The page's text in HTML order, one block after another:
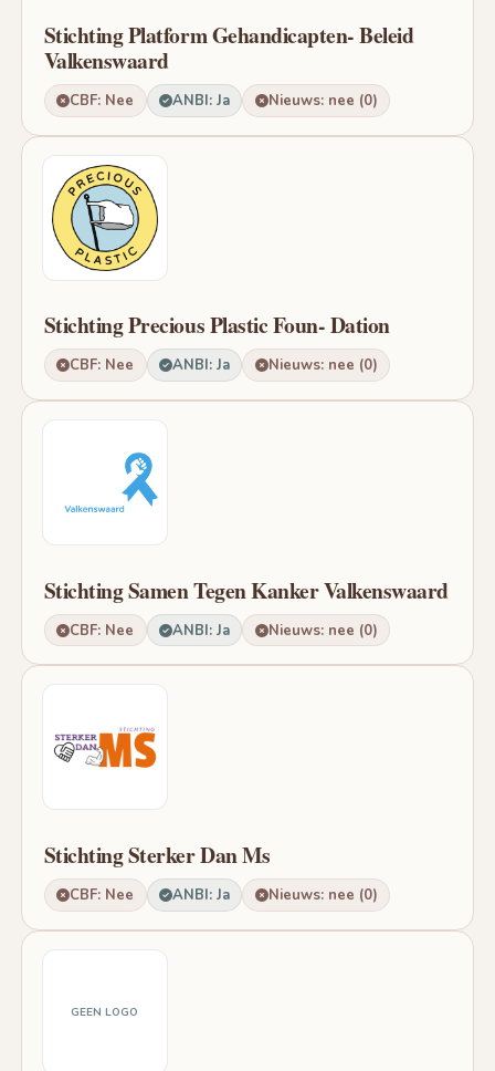
Stichting Platform Gehandicapten- Beleid
Valkenswaard
CBF: Nee ANBI: Ja Nieuws: nee (0)
Stichting Precious Plastic Foun- Dation
CBF: Nee ANBI: Ja Nieuws: nee (0)
Stichting Samen Tegen Kanker Valkenswaard
CBF: Nee ANBI: Ja Nieuws: nee (0)
Stichting Sterker Dan Ms
CBF: Nee ANBI: Ja Nieuws: nee (0)
GEEN LOGO